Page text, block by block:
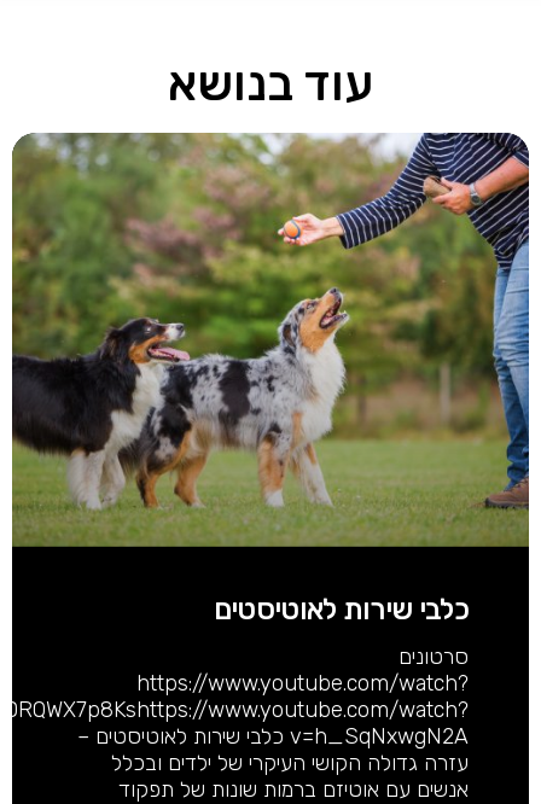
עוד בנושא
כלבי שירות לאוטיסטים
סרטונים
https://www.youtube.com/watch?
www.youtube.com/watch?
v=h_SqNxwgN2A כלבי שירות לאוטיסטים –
עזרה גדולה הקושי העיקרי של ילדים ובכלל
אנשים עם אוטיזם ברמות שונות של תפקוד